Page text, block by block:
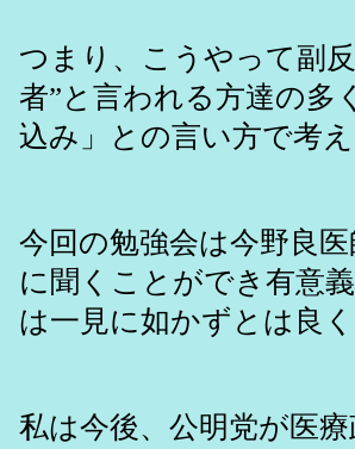
つまり、こうやって副
者”と言われる方達の多
込み」との言い方で考
今回の勉強会は今野良
に聞くことができ有意
は一見に如かずとは良
私は今後、公明党が医